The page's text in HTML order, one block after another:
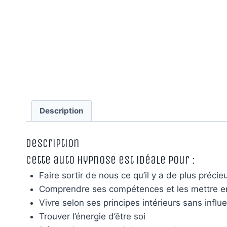
Description
Description
Cette auto hypnose est idéale pour :
Faire sortir de nous ce qu’il y a de plus
Comprendre ses compétences et les mettre
Vivre selon ses principes intérieurs sans
Trouver l’énergie d’être soi